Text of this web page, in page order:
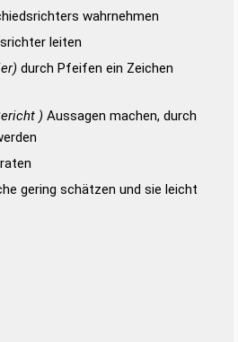
wahrnehmen
leiten
durch Pfeifen ein Zeichen
) Aussagen machen, durch
gering schätzen und sie leicht